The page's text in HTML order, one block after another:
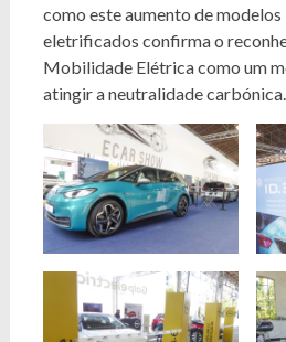
como este aumento de
eletrificados confirma o
Mobilidade Elétrica como um
atingir a neutralidade carbónica.